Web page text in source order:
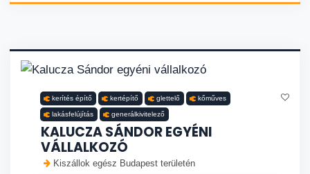
kerítés építő kertépítő glettelő kőműves
lakásfelújítás generálkivitelező
KALUCZA SÁNDOR EGYÉNI
VÁLLALKOZÓ
Kiszállok egész Budapest területén